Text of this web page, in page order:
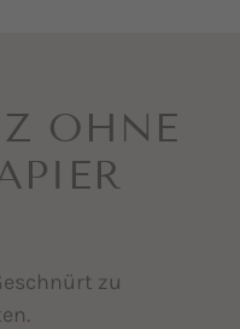
OHNE
zu